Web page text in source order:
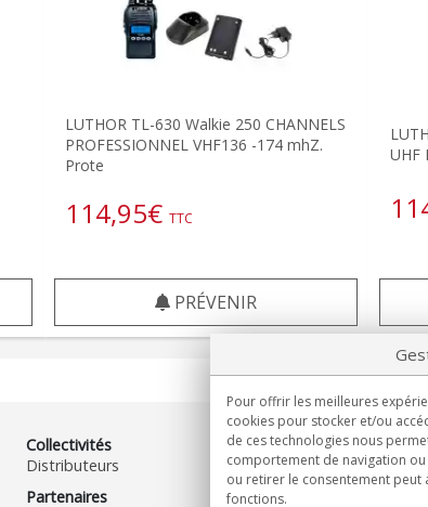
LUTHOR TL-630 Walkie 250 CHANNELS
PROFESSIONNEL VHF136 -174 mhZ.
Prote
114,95€ TTC
PRÉVENIR
UHF
Collectivités
Distributeurs
Partenaires
Pour offrir les meilleures
cookies pour stocker et/ou
de ces technologies nous
comportement de navigation
ou retirer le consentement peut
fonctions.